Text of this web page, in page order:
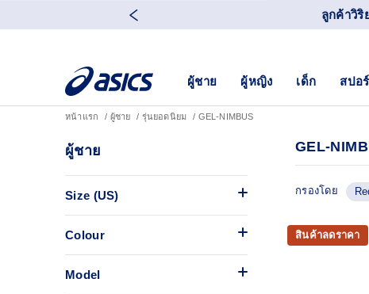
ลูกค้าวิริ
ผู้ชาย ผู้หญิง เด็ก สปอ
หน้าแรก ผู้ชาย รุ่นยอดนิยม GEL-NIMBUS
ผู้ชาย
Size (US)
Colour
Model
GEL-
กรองโดย
สินค้าลดราคา